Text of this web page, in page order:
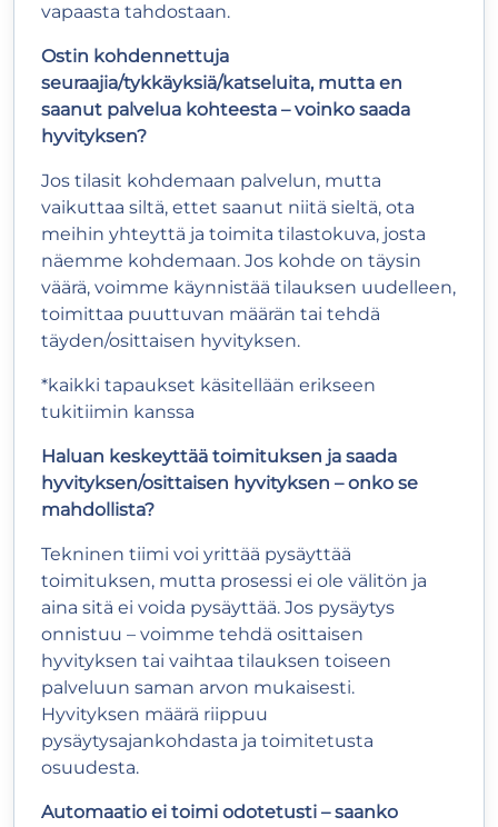
vapaasta tahdostaan.
Ostin kohdennettuja
seuraajia/tykkäyksiä/katseluita, mutta en
saanut palvelua kohteesta – voinko saada
hyvityksen?
Jos tilasit kohdemaan palvelun, mutta
vaikuttaa siltä, ettet saanut niitä sieltä, ota
meihin yhteyttä ja toimita tilastokuva, josta
näemme kohdemaan. Jos kohde on täysin
väärä, voimme käynnistää tilauksen uudelleen,
toimittaa puuttuvan määrän tai tehdä
täyden/osittaisen hyvityksen.
*kaikki tapaukset käsitellään erikseen
tukitiimin kanssa
Haluan keskeyttää toimituksen ja saada
hyvityksen/osittaisen hyvityksen – onko se
mahdollista?
Tekninen tiimi voi yrittää pysäyttää
toimituksen, mutta prosessi ei ole välitön ja
aina sitä ei voida pysäyttää. Jos pysäytys
onnistuu – voimme tehdä osittaisen
hyvityksen tai vaihtaa tilauksen toiseen
palveluun saman arvon mukaisesti.
Hyvityksen määrä riippuu
pysäytysajankohdasta ja toimitetusta
osuudesta.
Automaatio ei toimi odotetusti – saanko